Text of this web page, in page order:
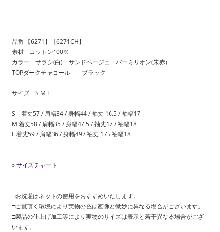
品番 【6271】【6271CH】
素材 コットン100％
カラー サラシ(白) サンドベージュ バーミリオン(朱赤）
TOPダークチャコール ブラック
サイズ S M L
S 着丈57 / 肩幅34 / 身幅44 / 袖丈 16.5 / 袖幅17
M 着丈58 / 肩幅35 / 身幅47.5 / 袖丈17 / 袖幅18
L 着丈59 / 肩幅36 / 身幅49 / 袖丈 17 / 袖幅18
»サイズチャート
□お洗濯はネットの使用をおすすめいたします。
□ご覧頂く環境により実物の色は画像と微妙に異なる場合がございます。
□製品の仕上げ加工等により実物のサイズは表示と若干異なる場合がござ
います。